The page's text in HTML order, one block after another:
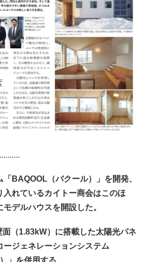
BAQOOL（バクール）」を開発、
入れているカイトー商会はこのほ
デルハウスを開設した。
（1.83kW）に搭載した太陽光パネ
ージェネレーションシステム
」を併用する。